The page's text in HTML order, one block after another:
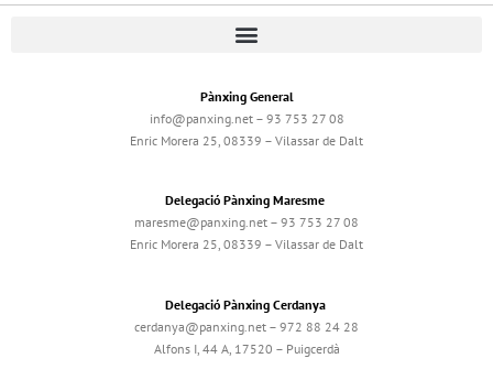
Pànxing General
info@panxing.net – 93 753 27 08
Enric Morera 25, 08339 – Vilassar de Dalt
Delegació Pànxing Maresme
maresme@panxing.net – 93 753 27 08
Enric Morera 25, 08339 – Vilassar de Dalt
Delegació Pànxing Cerdanya
cerdanya@panxing.net – 972 88 24 28
Alfons I, 44 A, 17520 – Puigcerdà